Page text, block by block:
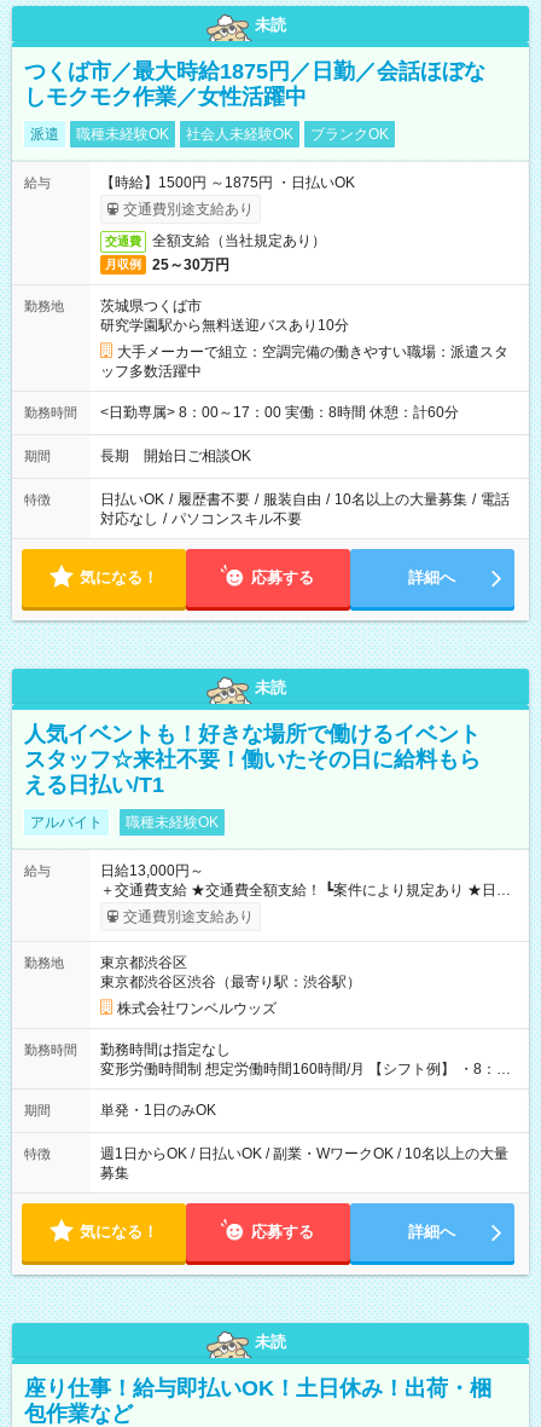
未読
つくば市／最大時給1875円／日勤／会話ほぼな
しモクモク作業／女性活躍中
派遣 職種未経験OK 社会人未経験OK ブランクOK
給与
【時給】1500円 ～1875円 ・日払いOK
交通費別途支給あり
交通費 全額支給（当社規定あり）
月収例 25～30万円
勤務地
茨城県つくば市
研究学園駅から無料送迎バスあり10分
大手メーカーで組立：空調完備の働きやすい職場：派遣スタ
ッフ多数活躍中
勤務時間 <日勤専属> 8：00～17：00 実働：8時間 休憩：計60分
期間 長期 開始日ご相談OK
特徴 日払いOK / 履歴書不要 / 服装自由 / 10名以上の大量募集 / 電話
対応なし / パソコンスキル不要
気になる！ 応募する 詳細へ
未読
人気イベントも！好きな場所で働けるイベント
スタッフ☆来社不要！働いたその日に給料もら
える日払い/T1
アルバイト 職種未経験OK
給与
日給13,000円～
＋交通費支給 ★交通費全額支給！ ┗案件により規定あり ★日払
いOK！（規定あり） ┗働いたその日に現金GET♪ お仕事後はコ
ンビニATMから 日払い分を引き落とせます！ 【試用期間】試
交通費別途支給あり
勤務地
東京都渋谷区
東京都渋谷区渋谷（最寄り駅：渋谷駅）
株式会社ワンベルウッズ
勤務時間
勤務時間は指定なし
変形労働時間制 想定労働時間160時間/月 【シフト例】 ・8：00
～21：00
期間 単発・1日のみOK
特徴
週1日からOK / 日払いOK / 副業・WワークOK / 10名以上の大量
募集
気になる！ 応募する 詳細へ
未読
座り仕事！給与即払いOK！土日休み！出荷・梱
包作業など